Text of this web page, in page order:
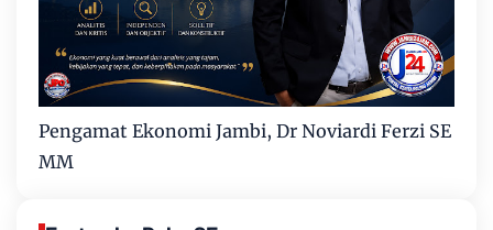
Pengamat Ekonomi Jambi, Dr Noviardi Ferzi SE
MM